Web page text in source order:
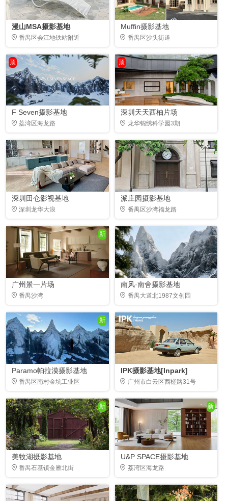
漫山MSA摄影基地
番禺区会江地铁站附近
Muffin摄影基地
番禺区沙头街道
顶
F Seven摄影基地
荔湾区海龙路
顶
深圳天天西柚片场
龙华锦绣科学园3期
深圳田仓影视基地
深圳龙华大浪
派庄园摄影基地
番禺区沙湾福龙路
新
广州景一片场
番禺沙湾
南风·南舍摄影基地
番禺大道北1987文创园
新
Paramo帕拉漠摄影基地
番禺区南村金坑工业区
IPK摄影基地[Inpark]
广州市白云区西槎路31号
新
美牧湖摄影基地
番禺石基镇金雁北街
新
U&P SPACE摄影基地
荔湾区海龙路